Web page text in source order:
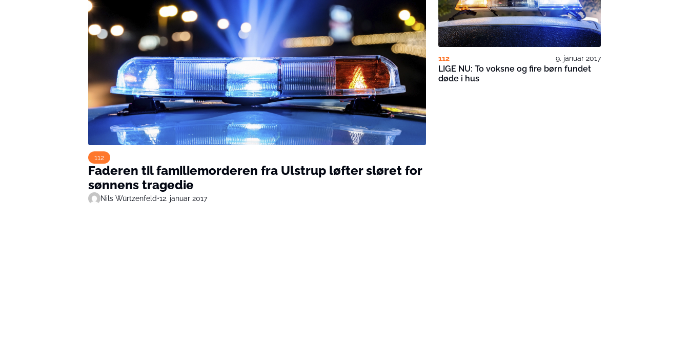
112
Faderen til familiemorderen fra Ulstrup løfter sløret for
sønnens tragedie
Nils Würtzenfeld•12. januar 2017
112 9. januar 2017
LIGE NU: To voksne og fire børn fundet
døde i hus